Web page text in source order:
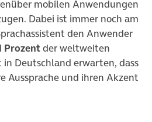
mobilen Anwendungen
Dabei ist immer noch am
den Anwender
Prozentder weltweiten
Deutschland erwarten, dass
Aussprache und ihren Akzent